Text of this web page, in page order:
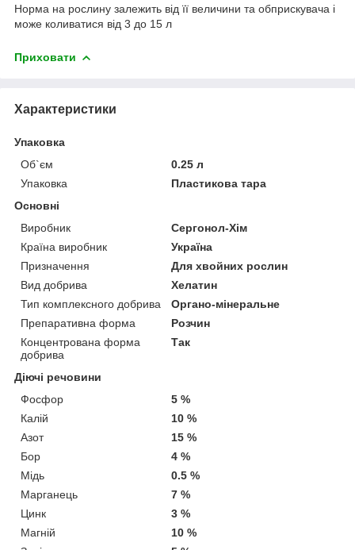
Норма на рослину залежить від її величини та обприскувача і
може коливатися від 3 до 15 л
Приховати
Характеристики
Упаковка
Об`єм
0.25 л
Упаковка
Пластикова тара
Основні
Виробник
Сергонол-Хім
Країна виробник
Україна
Призначення
Для хвойних рослин
Вид добрива
Хелатин
Тип комплексного добрива
Органо-мінеральне
Препаративна форма
Розчин
Концентрована форма
добрива
Так
Діючі речовини
Фосфор
5 %
Калій
10 %
Азот
15 %
Бор
4 %
Мідь
0.5 %
Марганець
7 %
Цинк
3 %
Магній
10 %